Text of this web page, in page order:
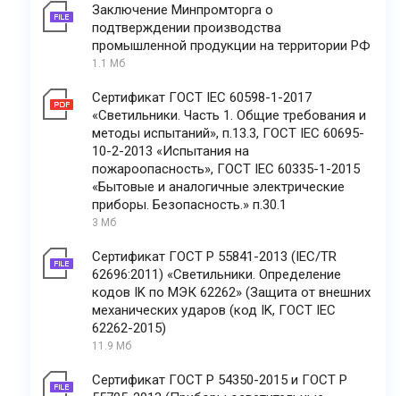
Заключение Минпромторга о
подтверждении производства
промышленной продукции на территории РФ
1.1 Мб
Сертификат ГОСТ IEC 60598-1-2017
«Светильники. Часть 1. Общие требования и
методы испытаний», п.13.3, ГОСТ IEC 60695-
10-2-2013 «Испытания на
пожароопасность», ГОСТ IEC 60335-1-2015
«Бытовые и аналогичные электрические
приборы. Безопасность.» п.30.1
3 Мб
Сертификат ГОСТ Р 55841-2013 (IEC/TR
62696:2011) «Светильники. Определение
кодов IK по МЭК 62262» (Защита от внешних
механических ударов (код IK, ГОСТ IEC
62262-2015)
11.9 Мб
Сертификат ГОСТ Р 54350-2015 и ГОСТ Р